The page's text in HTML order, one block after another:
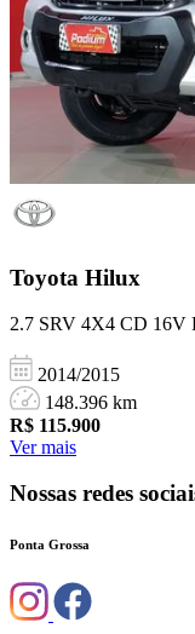
Toyota Hilux
2.7 SRV 4X4 CD
2014/2015
148.396 km
R$ 115.900
Ver mais
Nossas redes
Ponta Grossa